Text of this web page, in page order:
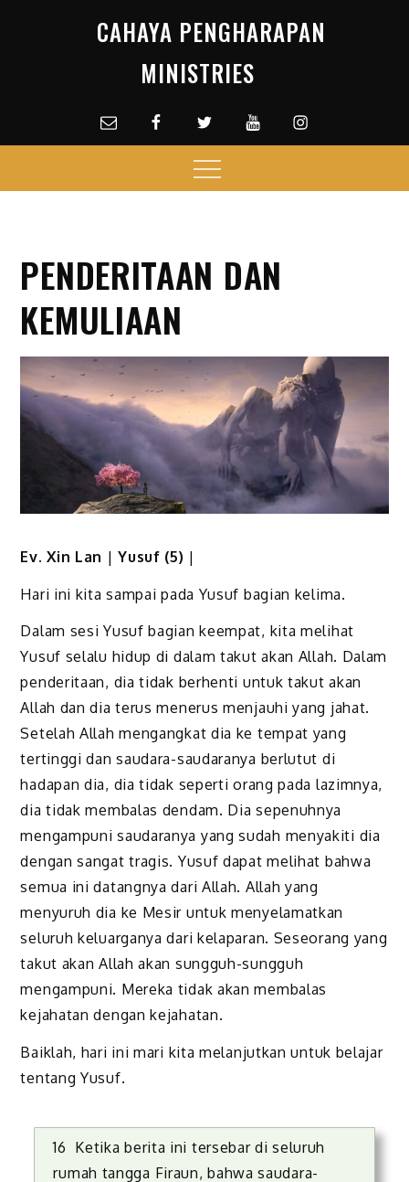
CAHAYA PENGHARAPAN
MINISTRIES
Email facebookTwitterYoutubeInstagram
Menu
PENDERITAAN DAN
KEMULIAAN
Ev. Xin Lan |Yusuf (5) |
Hari ini kita sampai pada Yusuf bagian kelima.
Dalam sesi Yusuf bagian keempat, kita melihat
Yusuf selalu hidup di dalam takut akan Allah. Dalam
penderitaan, dia tidak berhenti untuk takut akan
Allah dan dia terus menerus menjauhi yang jahat.
Setelah Allah mengangkat dia ke tempat yang
tertinggi dan saudara-saudaranya berlutut di
hadapan dia, dia tidak seperti orang pada lazimnya,
dia tidak membalas dendam. Dia sepenuhnya
mengampuni saudaranya yang sudah menyakiti dia
dengan sangat tragis. Yusuf dapat melihat bahwa
semua ini datangnya dari Allah. Allah yang
menyuruh dia ke Mesir untuk menyelamatkan
seluruh keluarganya dari kelaparan. Seseorang yang
takut akan Allah akan sungguh-sungguh
mengampuni. Mereka tidak akan membalas
kejahatan dengan kejahatan.
Baiklah, hari ini mari kita melanjutkan untuk belajar
tentang Yusuf.
16 Ketika berita ini tersebar di seluruh
rumah tangga Firaun, bahwa saudara-